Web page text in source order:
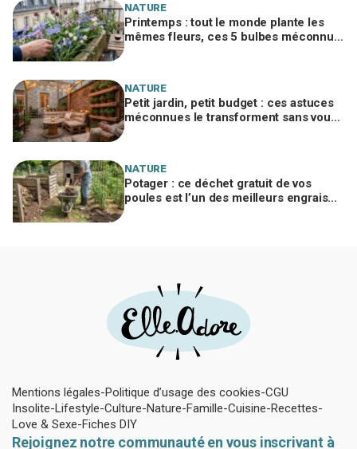
NATURE
Printemps : tout le monde plante les
mêmes fleurs, ces 5 bulbes méconnus
NATURE
Petit jardin, petit budget : ces astuces
méconnues le transforment sans vous
NATURE
Potager : ce déchet gratuit de vos
poules est l’un des meilleurs engrais
Mentions légales Politique d’usage des cookies CGU
Insolite Lifestyle Culture Nature Famille Cuisine Recettes
Love & Sexe Fiches DIY
Rejoignez notre communauté en vous inscrivant à